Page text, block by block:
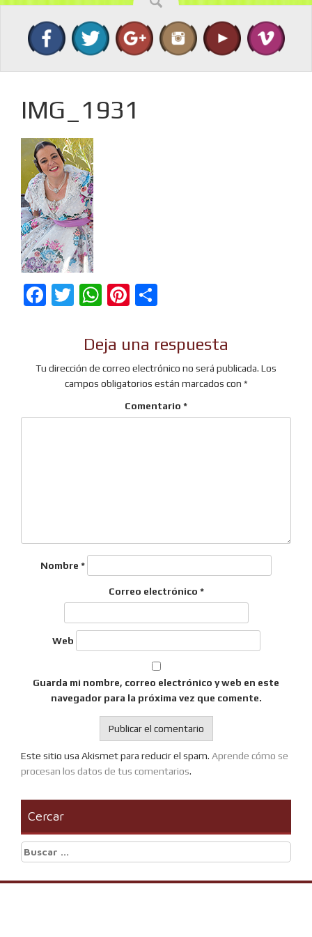
IMG_1931
Facebook
Twitter
WhatsApp
Pinterest
Deja una respuesta
Tu dirección de correo electrónico no será publicada. Los
campos obligatorios están marcados con *
Comentario *
Nombre *
Correo electrónico *
Web
Guarda mi nombre, correo electrónico y web en este
navegador para la próxima vez que comente.
Este sitio usa Akismet para reducir el spam. Aprende cómo se
procesan los datos de tus comentarios.
Cercar
Buscar: